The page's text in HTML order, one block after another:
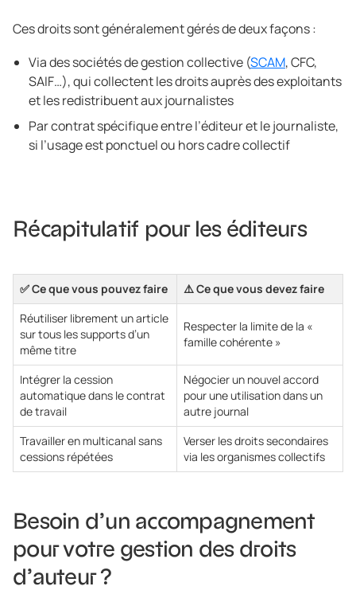
Ces droits sont généralement gérés de deux façons :
Via des sociétés de gestion collective (SCAM, CFC,
SAIF…), qui collectent les droits auprès des exploitants
et les redistribuent aux journalistes
Par contrat spécifique entre l’éditeur et le journaliste,
si l’usage est ponctuel ou hors cadre collectif
Récapitulatif pour les éditeurs
✅ Ce que vous pouvez faire
⚠️ Ce que vous devez faire
Réutiliser librement un article
sur tous les supports d’un
même titre
Respecter la limite de la «
famille cohérente »
Intégrer la cession
automatique dans le contrat
de travail
Négocier un nouvel accord
pour une utilisation dans un
autre journal
Travailler en multicanal sans
cessions répétées
Verser les droits secondaires
via les organismes collectifs
Besoin d’un accompagnement
pour votre gestion des droits
d’auteur ?